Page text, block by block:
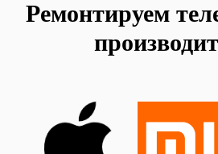
Ремонтируем